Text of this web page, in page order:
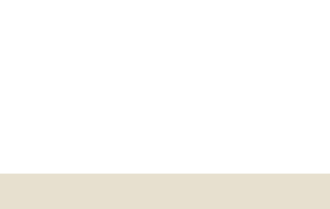
que j’ai
sont